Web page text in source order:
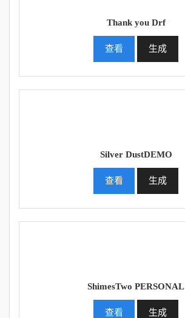
Thank you Drf
查看 生成
Silver DustDEMO
查看 生成
ShimesTwo PERSONAL
查看 生成